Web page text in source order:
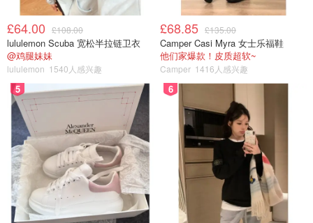
£64.00 £108.00
lululemon Scuba 宽松半拉链卫衣
@鸡腿妹妹
lululemon 1540人感兴趣
£68.85 £135.00
Camper Casi Myra 女士乐福鞋
他们家爆款！皮质超软~
Camper 1416人感兴趣
5 6